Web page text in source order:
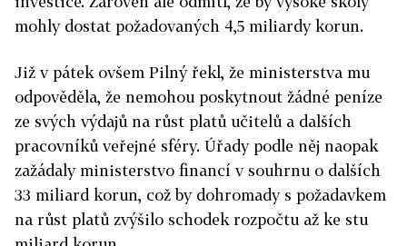
mohly dostat požadovaných 4,5 miliardy korun.
Již v pátek ovšem Pilný řekl, že ministerstva mu
odpověděla, že nemohou poskytnout žádné peníze
ze svých výdajů na růst platů učitelů a dalších
pracovníků veřejné sféry. Úřady podle něj naopak
zažádaly ministerstvo financí v souhrnu o dalších
33 miliard korun, což by dohromady s požadavkem
na růst platů zvýšilo schodek rozpočtu až ke stu